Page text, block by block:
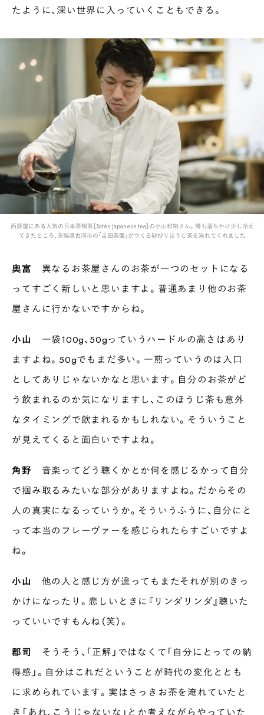
たように、深い世界に入っていくこともできる。
西荻窪にある人気の日本茶喫茶［Satén japanese tea］の小山和裕さん。陽も落ちかけ少し冷え
てきたところ、茨城県古河市の「吉田茶園」がつくる砂炒りほうじ茶を淹れてくれました
奥富 異なるお茶屋さんのお茶が一つのセットになる
ってすごく新しいと思いますよ。普通あまり他のお茶
屋さんに行かないですからね。
小山
一袋100g、50gっていうハードルの高さはあり
ますよね。50gでもまだ多い。一煎っていうのは入口
としてありじゃないかなと思います。自分のお茶がど
う飲まれるのか気になりますし、このほうじ茶も意外
なタイミングで飲まれるかもしれない。そういうこと
が見えてくると面白いですよね。
角野 音楽ってどう聴くかとか何を感じるかって自分
で掴み取るみたいな部分がありますよね。だからその
人の真実になるっていうか。そういうふうに、自分にと
って本当のフレーヴァーを感じられたらすごいですよ
ね。
小山 他の人と感じ方が違ってもまたそれが別のきっ
かけになったり。悲しいときに『リンダリンダ』聴いた
っていいですもんね（笑）。
郡司
そうそう、「正解」ではなくて「自分にとっての納
得感」。自分はこれだということが時代の変化ととも
に求められています。実はさっきお茶を淹れていたと
き「あれ、こうじゃないな」とか考えながらやっていた